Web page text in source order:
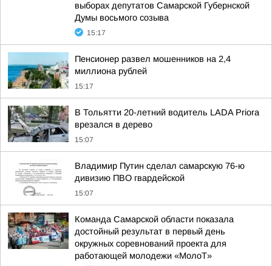
выборах депутатов Самарской Губернской
Думы восьмого созыва
15:17
Пенсионер развел мошенников на 2,4
миллиона рублей
15:17
В Тольятти 20-летний водитель LADA Priora
врезался в дерево
15:07
Владимир Путин сделал самарскую 76-ю
дивизию ПВО гвардейской
15:07
Команда Самарской области показала
достойный результат в первый день
окружных соревнований проекта для
работающей молодежи «МолоТ»